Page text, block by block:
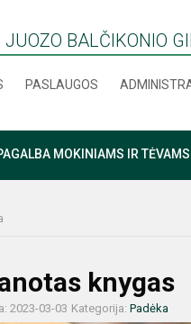
JUOZO BALČIKONIO
PASLAUGOS
MOKINIAMS IR TĖVAMS
knygas
2023-03-03 Kategorija: Padėka